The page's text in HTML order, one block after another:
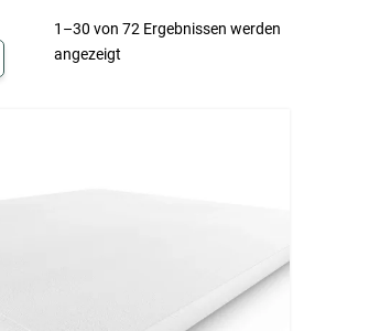
1–30 von 72 Ergebnissen werden
angezeigt